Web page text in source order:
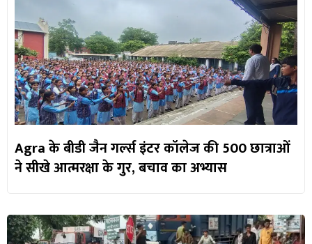
Agra के बीडी जैन गर्ल्स इंटर कॉलेज की 500 छात्राओं
ने सीखे आत्मरक्षा के गुर, बचाव का अभ्यास